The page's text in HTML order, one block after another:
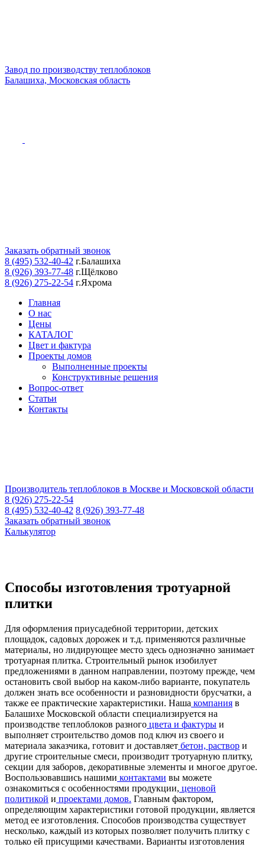
Завод по производству теплоблоков
Балашиха, Московская область
Заказать обратный звонок
8 (495) 532-40-42 г.Балашиха
8 (926) 393-77-48 г.Щёлково
8 (926) 275-22-54 г.Яхрома
Главная
О нас
Цены
КАТАЛОГ
Цвет и фактура
Проекты домов
Выполненные проекты
Конструктивные решения
Вопрос-ответ
Статьи
Контакты
Производитель теплоблоков в Москве и Московской области
8 (926) 275-22-54
8 (495) 532-40-42 8 (926) 393-77-48
Заказать обратный звонок
Калькулятор
Способы изготовления тротуарной
плитки
Для оформления приусадебной территории, детских
площадок, садовых дорожек и т.д. применяются различные
материалы, но лидирующее место здесь однозначно занимает
тротуарная плитка. Строительный рынок изобилует
предложениями в данном направлении, поэтому прежде, чем
остановить свой выбор на каком-либо варианте, покупатель
должен знать все особенности и разновидности брусчатки, а
также ее практические характеристики. Наша компания в
Балашихе Московской области специализируется на
производстве теплоблоков разного цвета и фактуры и
выполняет строительство домов под ключ из своего и
материала заказчика, готовит и доставляет бетон, раствор и
другие строительные смеси, производит тротуарную плитку,
секции для заборов, декоративные элементы и многое другое.
Воспользовавшись нашими контактами вы можете
ознакомиться с особенностями продукции, ценовой
политикой и проектами домов. Главным фактором,
определяющим характеристики готовой продукции, является
метод ее изготовления. Способов производства существует
несколько, каждый из которых позволяет получить плитку с
только ей присущими качествами. Варианты изготовления